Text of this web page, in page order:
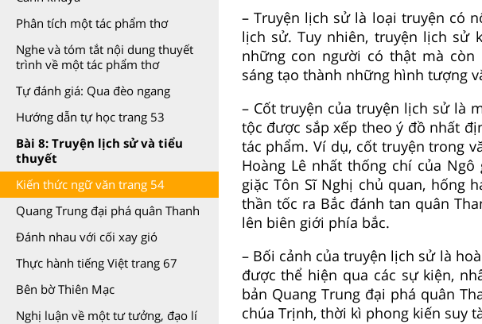
Phân tích một tác phẩm thơ
Nghe và tóm tắt nội dung thuyết
trình về một tác phẩm thơ
Tự đánh giá: Qua đèo ngang
Hướng dẫn tự học trang 53
Bài 8: Truyện lịch sử và tiểu
thuyết
Kiến thức ngữ văn trang 54
Quang Trung đại phá quân Thanh
Đánh nhau với cối xay gió
Thực hành tiếng Việt trang 67
Bên bờ Thiên Mạc
Nghị luận về một tư tưởng, đạo lí
– Truyện lịch sử là loại truyện có
lịch sử. Tuy nhiên, truyện lịch sử
những con người có thật mà
sáng tạo thành những hình tượng
– Cốt truyện của truyện lịch sử là
tộc được sắp xếp theo ý đồ nhất
tác phẩm. Ví dụ, cốt truyện trong
Hoàng Lê nhất thống chí của
giặc Tôn Sĩ Nghị chủ quan, hống
thần tốc ra Bắc đánh tan quân
lên biên giới phía bắc.
– Bối cảnh của truyện lịch sử là
được thể hiện qua các sự kiện,
bản Quang Trung đại phá quân
chúa Trịnh, thời kì phong kiến suy